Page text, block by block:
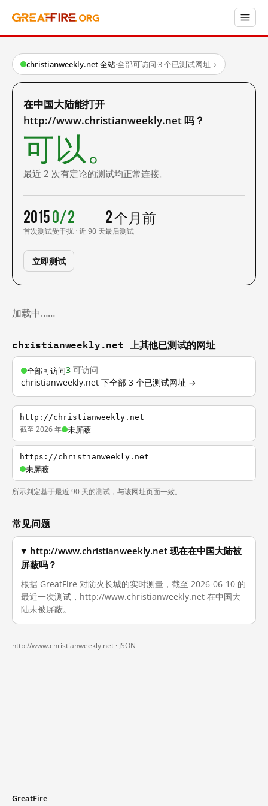
christianweekly.net 全站·全部可访问·3 个已测试网址→
在中国大陆能打开
http://www.christianweekly.net 吗？
可以。
最近 2 次有定论的测试均正常连接。
2015
首次测试
0/2
受干扰 · 近 90 天
2 个月前
最后测试
立即测试
加载中……
christianweekly.net 上其他已测试的网址
全部可访问3 可访问
christianweekly.net 下全部 3 个已测试网址 →
http://christianweekly.net
截至 2026 年 未屏蔽
https://christianweekly.net
未屏蔽
所示判定基于最近 90 天的测试，与该网址页面一致。
常见问题
http://www.christianweekly.net 现在在中国大陆被
屏蔽吗？
根据 GreatFire 对防火长城的实时测量，截至 2026-06-10 的
最近一次测试，http://www.christianweekly.net 在中国大
陆未被屏蔽。
http://www.christianweekly.net · JSON
GreatFire